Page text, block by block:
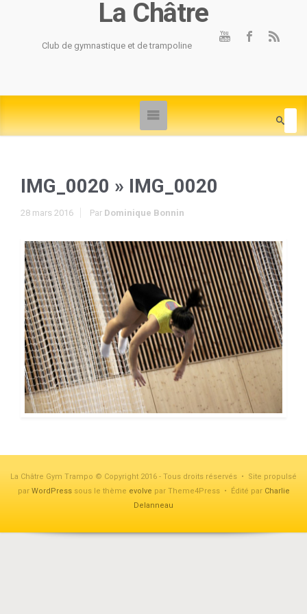
La Châtre
Club de gymnastique et de trampoline
IMG_0020 » IMG_0020
28 mars 2016 Par Dominique Bonnin
La Châtre Gym Trampo © Copyright 2016 - Tous droits réservés • Site propulsé
par WordPresssous le thème evolve par Theme4Press • Édité par Charlie
Delanneau